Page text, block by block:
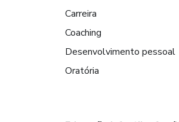
Carreira
Coaching
Desenvolvimento pessoal
Oratória